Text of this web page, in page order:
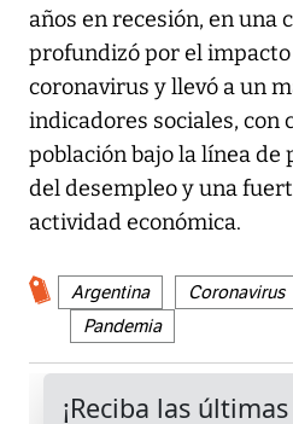
años en recesión, en una
profundizó por el
coronavirus y llevó a un
indicadores sociales, con
población bajo la línea de
del desempleo y una
actividad económica.
Argentina Coronavirus
Pandemia